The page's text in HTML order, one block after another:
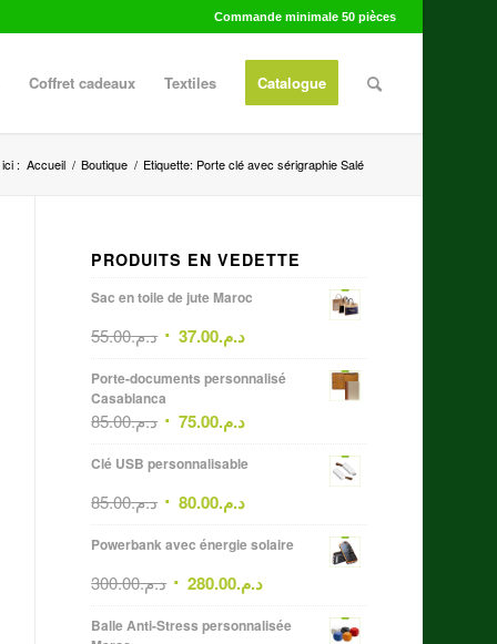
Commande minimale 50 pièces
Coffret cadeaux Textiles Catalogue
: Accueil / Boutique / Etiquette: Porte clé avec sérigraphie Salé
PRODUITS EN VEDETTE
Sac en toile de jute Maroc
د.م.55.00 د.م.37.00
Porte-documents personnalisé
Casablanca
د.م.85.00 د.م.75.00
Clé USB personnalisable
د.م.85.00 د.م.80.00
Powerbank avec énergie solaire
د.م.300.00 د.م.280.00
Balle Anti-Stress personnalisée